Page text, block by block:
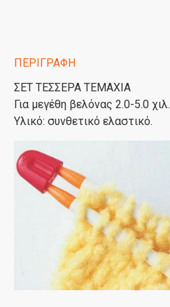
ΠΕΡΙΓΡΑΦΉ
ΣΕΤ ΤΕΣΣΕΡΑ ΤΕΜΑΧΙΑ
Για μεγέθη βελόνας 2.0-5.0 χιλ.
Υλικό: συνθετικό ελαστικό.